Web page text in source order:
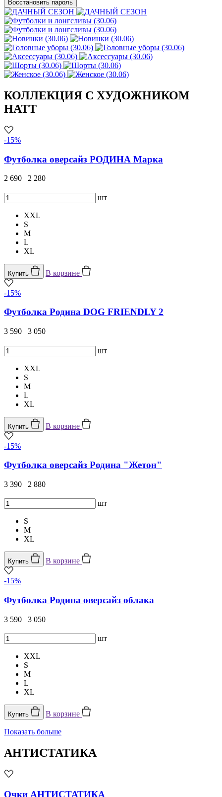
Восстановить пароль
КОЛЛЕКЦИЯ С ХУДОЖНИКОМ
HATT
-15%
Футболка оверсайз РОДИНА Марка
2 690 2 280
шт
XXL
S
M
L
XL
Купить В корзине
-15%
Футболка Родина DOG FRIENDLY 2
3 590 3 050
шт
XXL
S
M
L
XL
Купить В корзине
-15%
Футболка оверсайз Родина "Жетон"
3 390 2 880
шт
S
M
XL
Купить В корзине
-15%
Футболка Родина оверсайз облака
3 590 3 050
шт
XXL
S
M
L
XL
Купить В корзине
Показать больше
АНТИСТАТИКА
Очки АНТИСТАТИКА